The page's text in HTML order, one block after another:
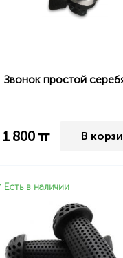
Звонок простой
1 800тг В
Есть в наличии